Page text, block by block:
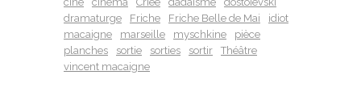
dramaturge
Friche Friche Belle de Mai
idiot
macaigne
marseille myschkine
pièce
planches
sortie sorties sortir
Théâtre
vincent macaigne